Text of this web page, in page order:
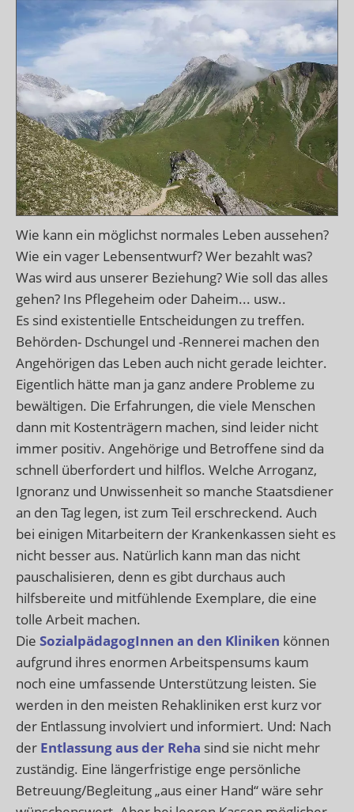
Wie kann ein möglichst normales Leben aussehen?
Wie ein vager Lebensentwurf? Wer bezahlt was?
Was wird aus unserer Beziehung? Wie soll das alles
gehen? Ins Pflegeheim oder Daheim... usw..
Es sind existentielle Entscheidungen zu treffen.
Behörden- Dschungel und -Rennerei machen den
Angehörigen das Leben auch nicht gerade leichter.
Eigentlich hätte man ja ganz andere Probleme zu
bewältigen. Die Erfahrungen, die viele Menschen
dann mit Kostenträgern machen, sind leider nicht
immer positiv. Angehörige und Betroffene sind da
schnell überfordert und hilflos. Welche Arroganz,
Ignoranz und Unwissenheit so manche Staatsdiener
an den Tag legen, ist zum Teil erschreckend. Auch
bei einigen Mitarbeitern der Krankenkassen sieht es
nicht besser aus. Natürlich kann man das nicht
pauschalisieren, denn es gibt durchaus auch
hilfsbereite und mitfühlende Exemplare, die eine
tolle Arbeit machen.
Die SozialpädagogInnen an den Kliniken können
aufgrund ihres enormen Arbeitspensums kaum
noch eine umfassende Unterstützung leisten. Sie
werden in den meisten Rehakliniken erst kurz vor
der Entlassung involviert und informiert. Und: Nach
der Entlassung aus der Reha sind sie nicht mehr
zuständig. Eine längerfristige enge persönliche
Betreuung/Begleitung „aus einer Hand“ wäre sehr